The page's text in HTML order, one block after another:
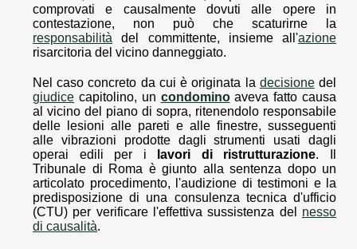
comprovati e causalmente dovuti alle opere in
contestazione, non può che scaturirne la
responsabilità del committente, insieme all'azione
risarcitoria del vicino danneggiato.
Nel caso concreto da cui è originata la decisionedel
giudice capitolino, un condomino aveva fatto causa
al vicino del piano di sopra, ritenendolo responsabile
delle lesioni alle pareti e alle finestre, susseguenti
alle vibrazioni prodotte dagli strumenti usati dagli
operai edili per i
lavori di ristrutturazione. Il
Tribunale di Roma è giunto alla sentenza dopo un
articolato procedimento, l'audizione di testimoni e la
predisposizione di una consulenza tecnica d'ufficio
(CTU) per verificare l'effettiva sussistenza del nesso
di causalità.